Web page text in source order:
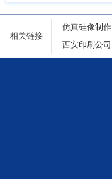
相关链接
仿真硅像制作
西安印刷公司